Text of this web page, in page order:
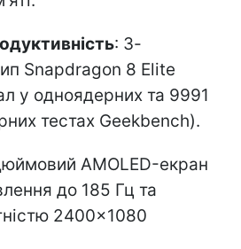
: 3-
Snapdragon 8 Elite
у одноядерних та 9991
тестах Geekbench).
AMOLED-екран
до 185 Гц та
2400×1080